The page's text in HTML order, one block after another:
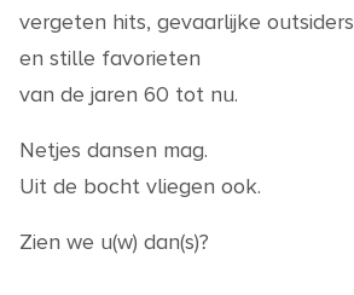
vergeten hits, gevaarlijke outsiders
en stille favorieten
van de jaren 60 tot nu.
Netjes dansen mag.
Uit de bocht vliegen ook.
Zien we u(w) dan(s)?